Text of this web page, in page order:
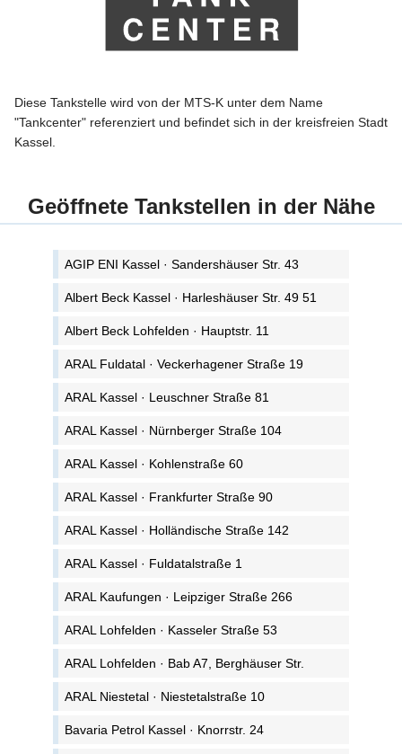
Diese Tankstelle wird von der MTS-K unter dem Name
"Tankcenter" referenziert und befindet sich in der kreisfreien Stadt
Kassel.
Geöffnete Tankstellen in der Nähe
AGIP ENI Kassel · Sandershäuser Str. 43
Albert Beck Kassel · Harleshäuser Str. 49 51
Albert Beck Lohfelden · Hauptstr. 11
ARAL Fuldatal · Veckerhagener Straße 19
ARAL Kassel · Leuschner Straße 81
ARAL Kassel · Nürnberger Straße 104
ARAL Kassel · Kohlenstraße 60
ARAL Kassel · Frankfurter Straße 90
ARAL Kassel · Holländische Straße 142
ARAL Kassel · Fuldatalstraße 1
ARAL Kaufungen · Leipziger Straße 266
ARAL Lohfelden · Kasseler Straße 53
ARAL Lohfelden · Bab A7, Berghäuser Str.
ARAL Niestetal · Niestetalstraße 10
Bavaria Petrol Kassel · Knorrstr. 24